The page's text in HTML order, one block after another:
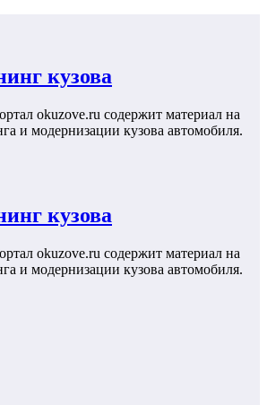
кузова
okuzove.ru содержит материал на
и модернизации кузова автомобиля.
кузова
okuzove.ru содержит материал на
и модернизации кузова автомобиля.